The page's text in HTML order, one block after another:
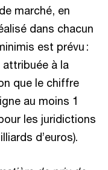
marché, en
dans chacun
est prévu :
à la
que le chiffre
au moins 1
les juridictions
d’euros).